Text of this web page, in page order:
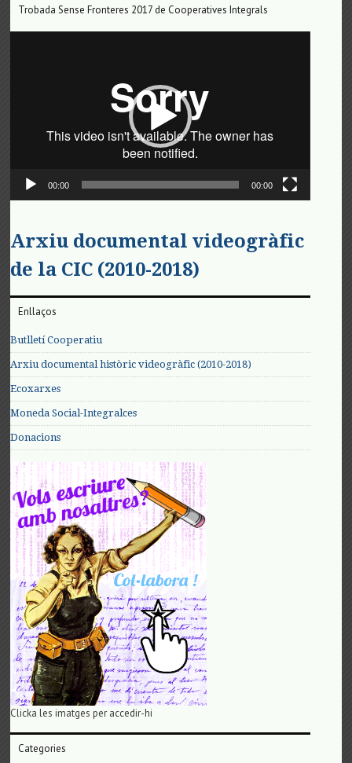
Trobada Sense Fronteres 2017 de Cooperatives Integrals
00:00 00:00
Arxiu documental videogràfic
de la CIC (2010-2018)
Enllaços
Butlletí Cooperatiu
Arxiu documental històric videogràfic (2010-2018)
Ecoxarxes
Moneda Social-Integralces
Donacions
Clicka les imatges per accedir-hi
Categories